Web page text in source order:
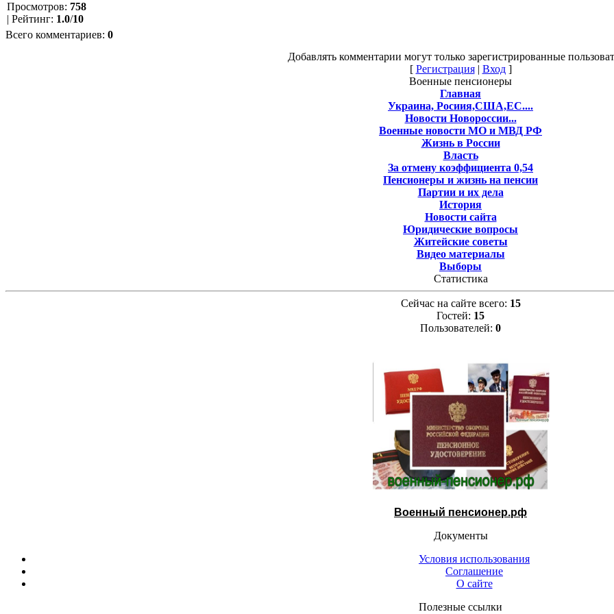
Просмотров: 758
| Рейтинг: 1.0/10
Всего комментариев: 0
Добавлять комментарии могут только зарегистрированные
[ Регистрация| Вход]
Военные пенсионеры
Главная
Украина, Росиия,США,ЕС....
Новости Новороссии...
Военные новости МО и МВД РФ
Жизнь в России
Власть
За отмену коэффициента 0,54
Пенсионеры и жизнь на пенсии
Партии и их дела
История
Новости сайта
Юридические вопросы
Житейские советы
Видео материалы
Выборы
Статистика
Сейчас на сайте всего: 15
Гостей: 15
Пользователей: 0
Военный пенсионер.рф
Документы
Условия использования
Соглашение
О сайте
Полезные ссылки